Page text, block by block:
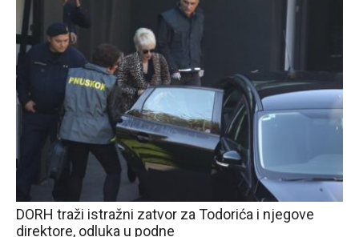
DORH traži istražni zatvor za Todorića i njegove
direktore, odluka u podne